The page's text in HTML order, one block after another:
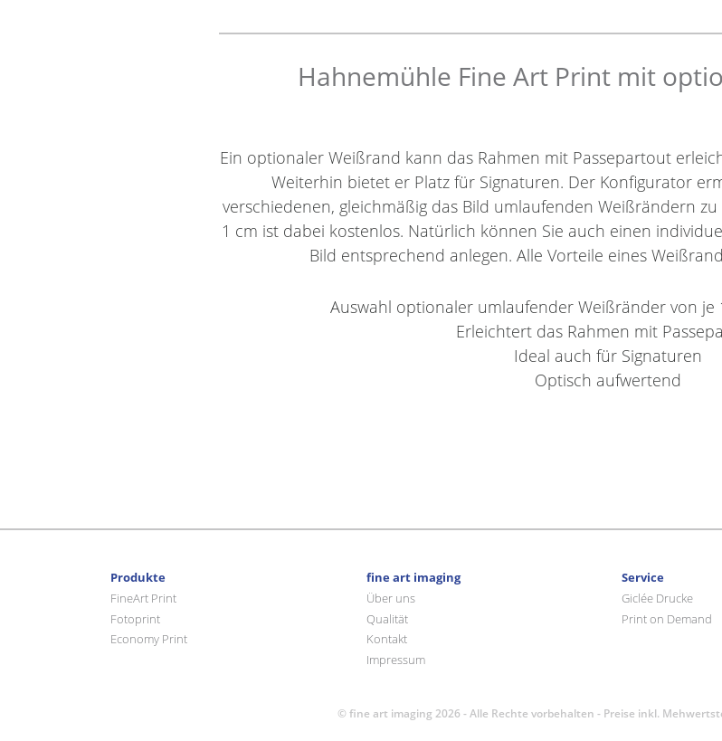
Hahnemühle Fine Art Print mit
Ein optionaler Weißrand kann das Rahmen mit Passepartout
Weiterhin bietet er Platz für Signaturen. Der Konfigurator
verschiedenen, gleichmäßig das Bild umlaufenden Weißrändern
1 cm ist dabei kostenlos. Natürlich können Sie auch einen
Bild entsprechend anlegen. Alle Vorteile eines
Auswahl optionaler umlaufender Weißränder von je
Erleichtert das Rahmen mit
Ideal auch für Signaturen
Optisch aufwertend
Produkte
FineArt Print
Fotoprint
Economy Print
fine art imaging
Über uns
Qualität
Kontakt
Impressum
Service
Giclée Drucke
Print on Demand
© fine art imaging 2026 - Alle Rechte vorbehalten - Preise inkl.